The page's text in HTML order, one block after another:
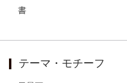
書
テーマ・モチーフ